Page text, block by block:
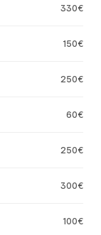
330€
150€
250€
60€
250€
300€
100€